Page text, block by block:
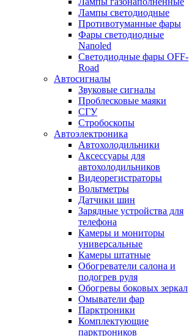
Лампы светодиодные
Противотуманные фары
Фары светодиодные
Nanoled
Светодиодные фары OFF-
Road
Автосигналы
Звуковые сигналы
Проблесковые маяки
СГУ
Стробоскопы
Автоэлектроника
Автохолодильники
Аксессуары для
автохолодильников
Видеорегистраторы
Вольтметры
Датчики шин
Зарядные устройства для
телефона
Камеры и мониторы
универсальные
Камеры штатные
Обогреватели салона и
подогрев руля
Обогревы боковых зеркал
Омыватели фар
Парктроники
Комплектующие
парктроников